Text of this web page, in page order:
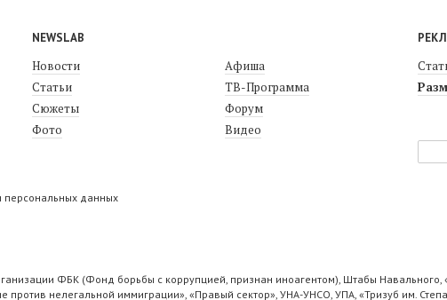
NEWSLAB
Новости
Статьи
Сюжеты
Фото
Афиша
ТВ-Программа
Форум
Видео
персональных данных
ФБК (Фонд борьбы с коррупцией, признан иноагентом), Штабы Навального,
нелегальной иммиграции», «Правый сектор», УНА-УНСО, УПА, «Тризуб им.